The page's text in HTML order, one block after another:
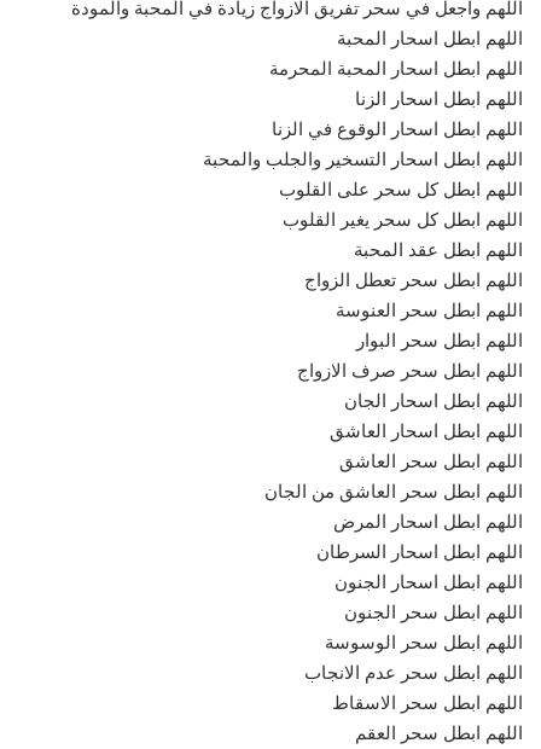
اللهم واجعل في سحر تفريق الازواج زيادة في المحبة والمودة
اللهم ابطل اسحار المحبة
اللهم ابطل اسحار المحبة المحرمة
اللهم ابطل اسحار الزنا
اللهم ابطل اسحار الوقوع في الزنا
اللهم ابطل اسحار التسخير والجلب والمحبة
اللهم ابطل كل سحر على القلوب
اللهم ابطل كل سحر يغير القلوب
اللهم ابطل عقد المحبة
اللهم ابطل سحر تعطل الزواج
اللهم ابطل سحر العنوسة
اللهم ابطل سحر البوار
اللهم ابطل سحر صرف الازواج
اللهم ابطل اسحار الجان
اللهم ابطل اسحار العاشق
اللهم ابطل سحر العاشق
اللهم ابطل سحر العاشق من الجان
اللهم ابطل اسحار المرض
اللهم ابطل اسحار السرطان
اللهم ابطل اسحار الجنون
اللهم ابطل سحر الجنون
اللهم ابطل سحر الوسوسة
اللهم ابطل سحر عدم الانجاب
اللهم ابطل سحر الاسقاط
اللهم ابطل سحر العقم